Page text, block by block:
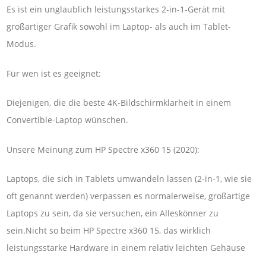
Es ist ein unglaublich leistungsstarkes 2-in-1-Gerät mit
großartiger Grafik sowohl im Laptop- als auch im Tablet-
Modus.
Für wen ist es geeignet:
Diejenigen, die die beste 4K-Bildschirmklarheit in einem
Convertible-Laptop wünschen.
Unsere Meinung zum HP Spectre x360 15 (2020):
Laptops, die sich in Tablets umwandeln lassen (2-in-1, wie sie
oft genannt werden) verpassen es normalerweise, großartige
Laptops zu sein, da sie versuchen, ein Alleskönner zu
sein.Nicht so beim HP Spectre x360 15, das wirklich
leistungsstarke Hardware in einem relativ leichten Gehäuse